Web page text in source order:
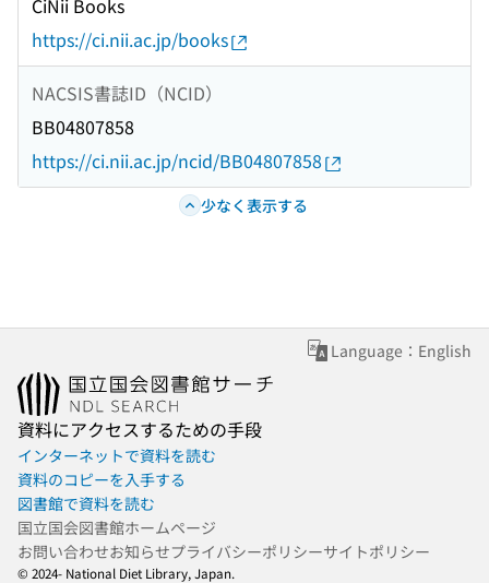
CiNii Books
https://ci.nii.ac.jp/books
NACSIS書誌ID（NCID）
BB04807858
https://ci.nii.ac.jp/ncid/BB04807858
少なく表示する
Language：English
資料にアクセスするための手段
インターネットで資料を読む
資料のコピーを入手する
図書館で資料を読む
国立国会図書館ホームページ
お問い合わせお知らせプライバシーポリシーサイトポリシー
© 2024- National Diet Library, Japan.